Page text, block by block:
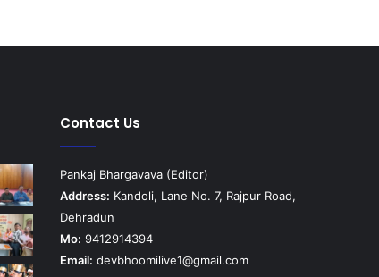
Contact Us
Pankaj Bhargavava (Editor)
Address: Kandoli, Lane No. 7, Rajpur Road,
Dehradun
Mo: 9412914394
Email: devbhoomilive1@gmail.com